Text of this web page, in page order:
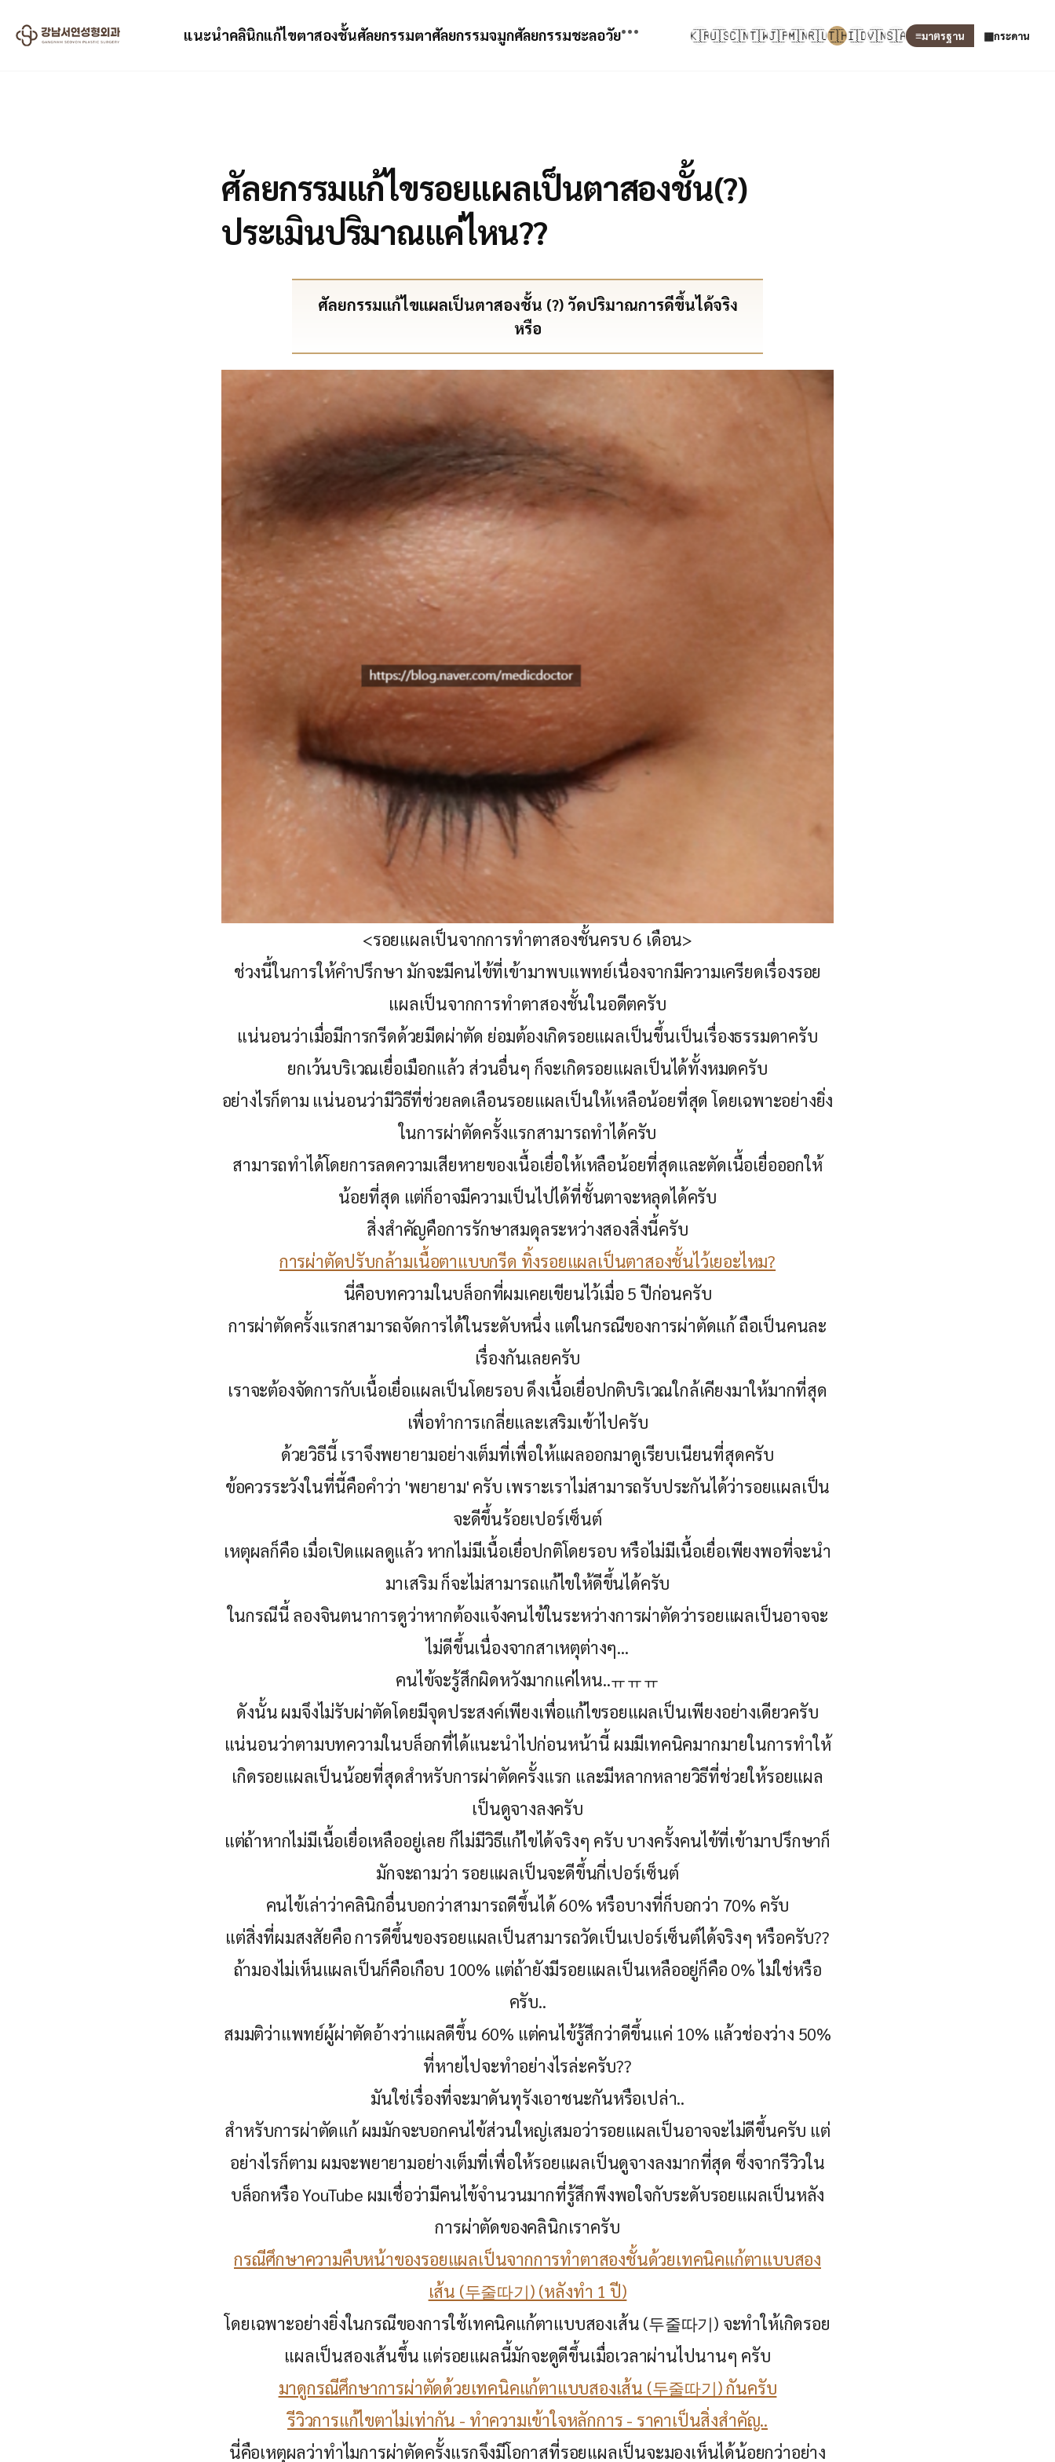
แนะนำคลินิกแก้ไขตาสองชั้นศัลยกรรมตาศัลยกรรมจมูกศัลยกรรมชะลอวัย•••
ชูริงค์
โมเสก 3D
รูปก่อน-หลัง
ภาพเคลื่อนไหวก่อน-หลัง
รีวิว
🇰🇷🇺🇸🇨🇳🇹🇼🇯🇵🇲🇳🇷🇺🇹🇭🇮🇩🇻🇳🇸🇦 ≡มาตรฐาน ▦กระดาน
ศัลยกรรมแก้ไขรอยแผลเป็นตาสองชั้น(?)
ประเมินปริมาณแค่ไหน??
ศัลยกรรมแก้ไขแผลเป็นตาสองชั้น (?) วัดปริมาณการดีขึ้นได้จริง
หรือ
<รอยแผลเป็นจากการทำตาสองชั้นครบ 6 เดือน>
ช่วงนี้ในการให้คำปรึกษา มักจะมีคนไข้ที่เข้ามาพบแพทย์เนื่องจากมีความเครียดเรื่องรอย
แผลเป็นจากการทำตาสองชั้นในอดีตครับ
แน่นอนว่าเมื่อมีการกรีดด้วยมีดผ่าตัด ย่อมต้องเกิดรอยแผลเป็นขึ้นเป็นเรื่องธรรมดาครับ
ยกเว้นบริเวณเยื่อเมือกแล้ว ส่วนอื่นๆ ก็จะเกิดรอยแผลเป็นได้ทั้งหมดครับ
อย่างไรก็ตาม แน่นอนว่ามีวิธีที่ช่วยลดเลือนรอยแผลเป็นให้เหลือน้อยที่สุด โดยเฉพาะอย่างยิ่ง
ในการผ่าตัดครั้งแรกสามารถทำได้ครับ
สามารถทำได้โดยการลดความเสียหายของเนื้อเยื่อให้เหลือน้อยที่สุดและตัดเนื้อเยื่อออกให้
น้อยที่สุด แต่ก็อาจมีความเป็นไปได้ที่ชั้นตาจะหลุดได้ครับ
สิ่งสำคัญคือการรักษาสมดุลระหว่างสองสิ่งนี้ครับ
การผ่าตัดปรับกล้ามเนื้อตาแบบกรีด ทิ้งรอยแผลเป็นตาสองชั้นไว้เยอะไหม?
นี่คือบทความในบล็อกที่ผมเคยเขียนไว้เมื่อ 5 ปีก่อนครับ
การผ่าตัดครั้งแรกสามารถจัดการได้ในระดับหนึ่ง แต่ในกรณีของการผ่าตัดแก้ ถือเป็นคนละ
เรื่องกันเลยครับ
เราจะต้องจัดการกับเนื้อเยื่อแผลเป็นโดยรอบ ดึงเนื้อเยื่อปกติบริเวณใกล้เคียงมาให้มากที่สุด
เพื่อทำการเกลี่ยและเสริมเข้าไปครับ
ด้วยวิธีนี้ เราจึงพยายามอย่างเต็มที่เพื่อให้แผลออกมาดูเรียบเนียนที่สุดครับ
ข้อควรระวังในที่นี้คือคำว่า 'พยายาม' ครับ เพราะเราไม่สามารถรับประกันได้ว่ารอยแผลเป็น
จะดีขึ้นร้อยเปอร์เซ็นต์
เหตุผลก็คือ เมื่อเปิดแผลดูแล้ว หากไม่มีเนื้อเยื่อปกติโดยรอบ หรือไม่มีเนื้อเยื่อเพียงพอที่จะนำ
มาเสริม ก็จะไม่สามารถแก้ไขให้ดีขึ้นได้ครับ
ในกรณีนี้ ลองจินตนาการดูว่าหากต้องแจ้งคนไข้ในระหว่างการผ่าตัดว่ารอยแผลเป็นอาจจะ
ไม่ดีขึ้นเนื่องจากสาเหตุต่างๆ...
คนไข้จะรู้สึกผิดหวังมากแค่ไหน..ㅠㅠㅠ
ดังนั้น ผมจึงไม่รับผ่าตัดโดยมีจุดประสงค์เพียงเพื่อแก้ไขรอยแผลเป็นเพียงอย่างเดียวครับ
แน่นอนว่าตามบทความในบล็อกที่ได้แนะนำไปก่อนหน้านี้ ผมมีเทคนิคมากมายในการทำให้
เกิดรอยแผลเป็นน้อยที่สุดสำหรับการผ่าตัดครั้งแรก และมีหลากหลายวิธีที่ช่วยให้รอยแผล
เป็นดูจางลงครับ
แต่ถ้าหากไม่มีเนื้อเยื่อเหลืออยู่เลย ก็ไม่มีวิธีแก้ไขได้จริงๆ ครับ บางครั้งคนไข้ที่เข้ามาปรึกษาก็
มักจะถามว่า รอยแผลเป็นจะดีขึ้นกี่เปอร์เซ็นต์
คนไข้เล่าว่าคลินิกอื่นบอกว่าสามารถดีขึ้นได้ 60% หรือบางที่ก็บอกว่า 70% ครับ
แต่สิ่งที่ผมสงสัยคือ การดีขึ้นของรอยแผลเป็นสามารถวัดเป็นเปอร์เซ็นต์ได้จริงๆ หรือครับ??
ถ้ามองไม่เห็นแผลเป็นก็คือเกือบ 100% แต่ถ้ายังมีรอยแผลเป็นเหลืออยู่ก็คือ 0% ไม่ใช่หรือ
ครับ..
สมมติว่าแพทย์ผู้ผ่าตัดอ้างว่าแผลดีขึ้น 60% แต่คนไข้รู้สึกว่าดีขึ้นแค่ 10% แล้วช่องว่าง 50%
ที่หายไปจะทำอย่างไรล่ะครับ??
มันใช่เรื่องที่จะมาดันทุรังเอาชนะกันหรือเปล่า..
สำหรับการผ่าตัดแก้ ผมมักจะบอกคนไข้ส่วนใหญ่เสมอว่ารอยแผลเป็นอาจจะไม่ดีขึ้นครับ แต่
อย่างไรก็ตาม ผมจะพยายามอย่างเต็มที่เพื่อให้รอยแผลเป็นดูจางลงมากที่สุด ซึ่งจากรีวิวใน
บล็อกหรือ YouTube ผมเชื่อว่ามีคนไข้จำนวนมากที่รู้สึกพึงพอใจกับระดับรอยแผลเป็นหลัง
การผ่าตัดของคลินิกเราครับ
กรณีศึกษาความคืบหน้าของรอยแผลเป็นจากการทำตาสองชั้นด้วยเทคนิคแก้ตาแบบสอง
เส้น (두줄따기) (หลังทำ 1 ปี)
โดยเฉพาะอย่างยิ่งในกรณีของการใช้เทคนิคแก้ตาแบบสองเส้น (두줄따기) จะทำให้เกิดรอย
แผลเป็นสองเส้นขึ้น แต่รอยแผลนี้มักจะดูดีขึ้นเมื่อเวลาผ่านไปนานๆ ครับ
มาดูกรณีศึกษาการผ่าตัดด้วยเทคนิคแก้ตาแบบสองเส้น (두줄따기) กันครับ
รีวิวการแก้ไขตาไม่เท่ากัน - ทำความเข้าใจหลักการ - ราคาเป็นสิ่งสำคัญ..
นี่คือเหตุผลว่าทำไมการผ่าตัดครั้งแรกจึงมีโอกาสที่รอยแผลเป็นจะมองเห็นได้น้อยกว่าอย่าง